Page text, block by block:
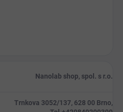
Nanolab shop, spol. s r.o.
Trnkova 3052/137, 628 00 Brno,